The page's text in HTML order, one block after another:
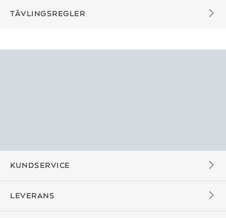
TÄVLINGSREGLER
KUNDSERVICE
LEVERANS